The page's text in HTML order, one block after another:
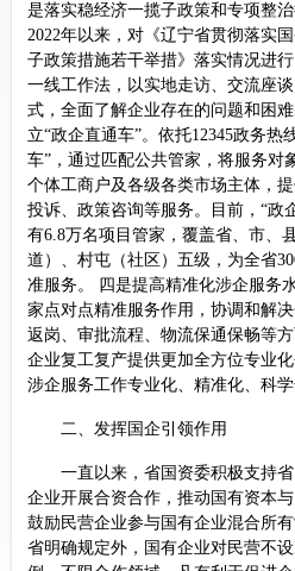
是落实稳经济一揽子政策和专项整治
2022年以来，对《辽宁省贯彻落实
子政策措施若干举措》落实情况进
一线工作法，以实地走访、交流座
式，全面了解企业存在的问题和困
立“政企直通车”。依托12345政务热
车”，通过匹配公共管家，将服务对
个体工商户及各级各类市场主体，
投诉、政策咨询等服务。目前，“政
有6.8万名项目管家，覆盖省、市、
道）、村屯（社区）五级，为全省
准服务。 四是提高精准化涉企服务
家点对点精准服务作用，协调和解
返岗、审批流程、物流保通保畅等
企业复工复产提供更加全方位专业
涉企服务工作专业化、精准化、科学
二、发挥国企引领作用
一直以来，省国资委积极支持省
企业开展合资合作，推动国有资本
鼓励民营企业参与国有企业混合所
省明确规定外，国有企业对民营不